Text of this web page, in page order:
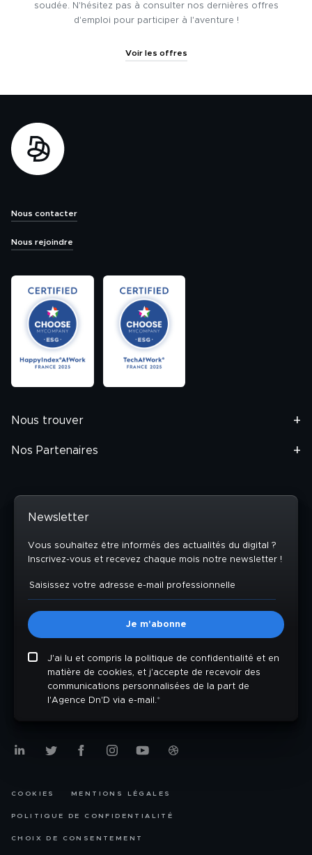
soudée. N'hésitez pas à consulter nos dernières offres
d'emploi pour participer à l'aventure !
Voir les offres
Nous contacter
Nous rejoindre
Nous trouver
Nos Partenaires
Newsletter
Vous souhaitez être informés des actualités du digital ?
Inscrivez-vous et recevez chaque mois notre newsletter !
J'ai lu et compris la politique de confidentialité et en
matière de cookies, et j'accepte de recevoir des
communications personnalisées de la part de
l'Agence Dn'D via e-mail.*
COOKIES MENTIONS LÉGALES
POLITIQUE DE CONFIDENTIALITÉ
CHOIX DE CONSENTEMENT